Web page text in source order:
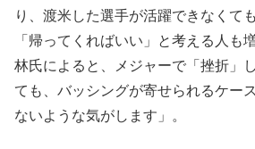
り、渡米した選手が活躍できなくて
「帰ってくればいい」と考える人も
林氏によると、メジャーで「挫折」
ても、バッシングが寄せられるケー
ないような気がします」。